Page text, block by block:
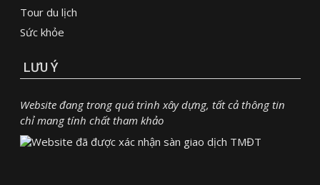
Tour du lịch
Sức khỏe
LƯU Ý
Website đang trong quá trình xây dựng, tất cả thông tin
chỉ mang tính chất tham khảo